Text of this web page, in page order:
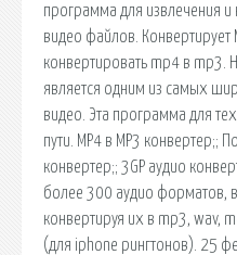
программа для извлечения и
видео файлов. Конвертирует
конвертировать mp4 в mp3.
является одним из самых
видео. Эта программа для
пути. MP4 в MP3 конвертер;;
конвертер;; 3GP аудио
более 300 аудио форматов,
конвертируя их в mp3, wav,
(для iphone рингтонов). 25